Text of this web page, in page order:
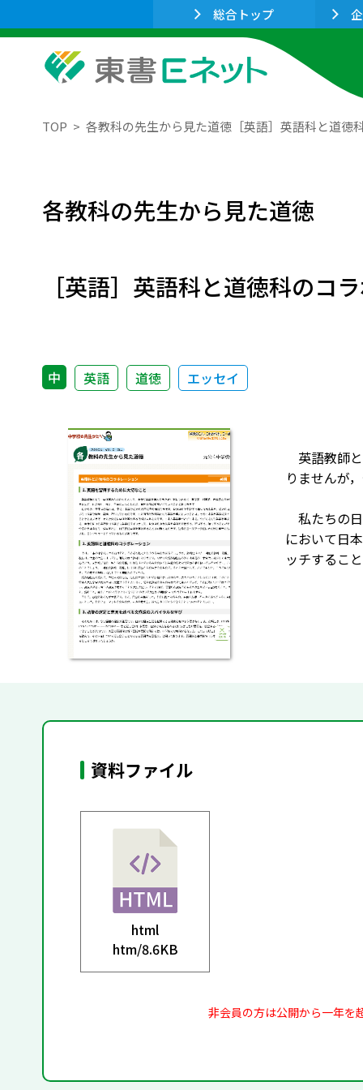
総合トップ
TOP 各教科の先生から見た道徳［英語］英語科と道徳
各教科の先生から見た道徳
［英語］英語科と道徳科のコ
中 英語 道徳 エッセイ
英語教師
りませんが
私たちの
において日
ッチするこ
資料ファイル
html
htm/8.6KB
非会員の方は公開から一年を